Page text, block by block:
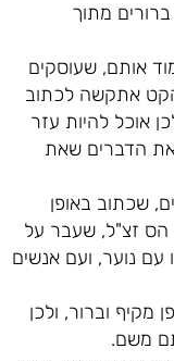
מתוך
אותם, שעוסקים
אתקשה לכתוב
אוכל להיות עזר
הדברים שאת
שכתוב באופן
הס זצ"ל, שעבר על
עם נוער, ועם אנשים
מקיף וברור, ולכן
משם.